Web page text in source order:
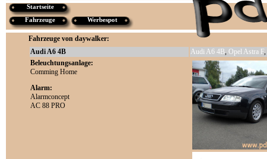
Startseite
Fahrzeuge Werbespot
Fahrzeuge von daywalker:
Audi A6 4B
Audi A6 4B, Opel Astra F,
Beleuchtungsanlage:
Comming Home
Alarm:
Alarmconcept
AC 88 PRO